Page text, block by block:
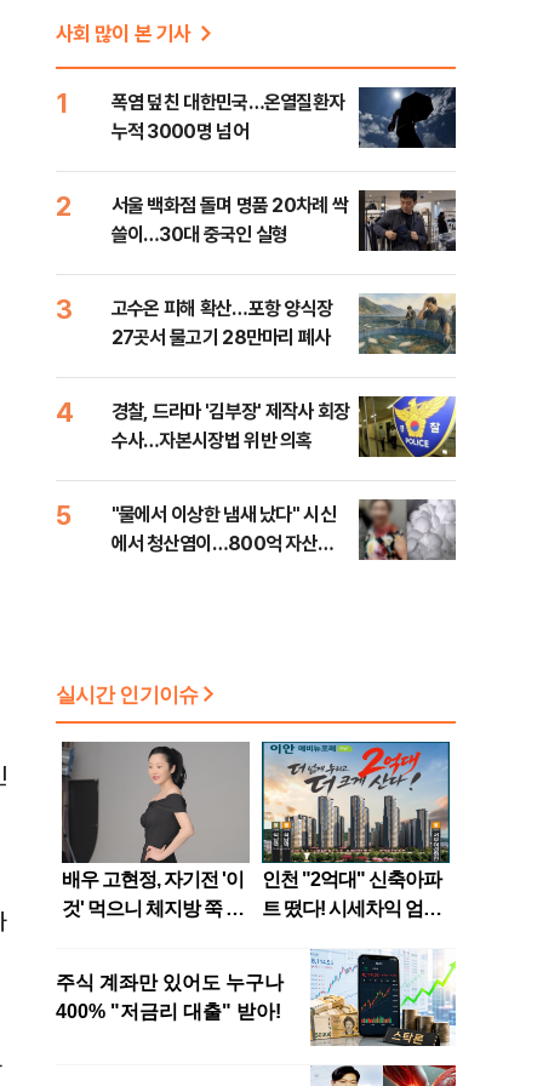
사회 많이 본 기사
1
폭염 덮친 대한민국…온열질환자
누적 3000명 넘어
2
서울 백화점 돌며 명품 20차례 싹
쓸이…30대 중국인 실형
3
고수온 피해 확산…포항 양식장
27곳서 물고기 28만마리 폐사
4
경찰, 드라마 '김부장' 제작사 회장
수사…자본시장법 위반 의혹
5
"물에서 이상한 냄새 났다" 시신
에서 청산염이…800억 자산가